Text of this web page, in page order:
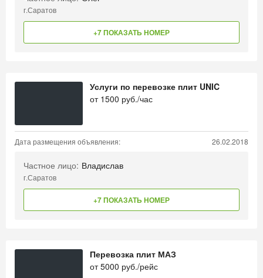
г.Саратов
+7 ПОКАЗАТЬ НОМЕР
Услуги по перевозке плит UNIC
от 1500 руб./час
Дата размещения объявления: 26.02.2018
Частное лицо: Владислав
г.Саратов
+7 ПОКАЗАТЬ НОМЕР
Перевозка плит МАЗ
от5000 руб./рейс